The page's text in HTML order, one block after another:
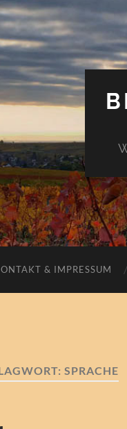
& IMPRESSUM
SPRACHE